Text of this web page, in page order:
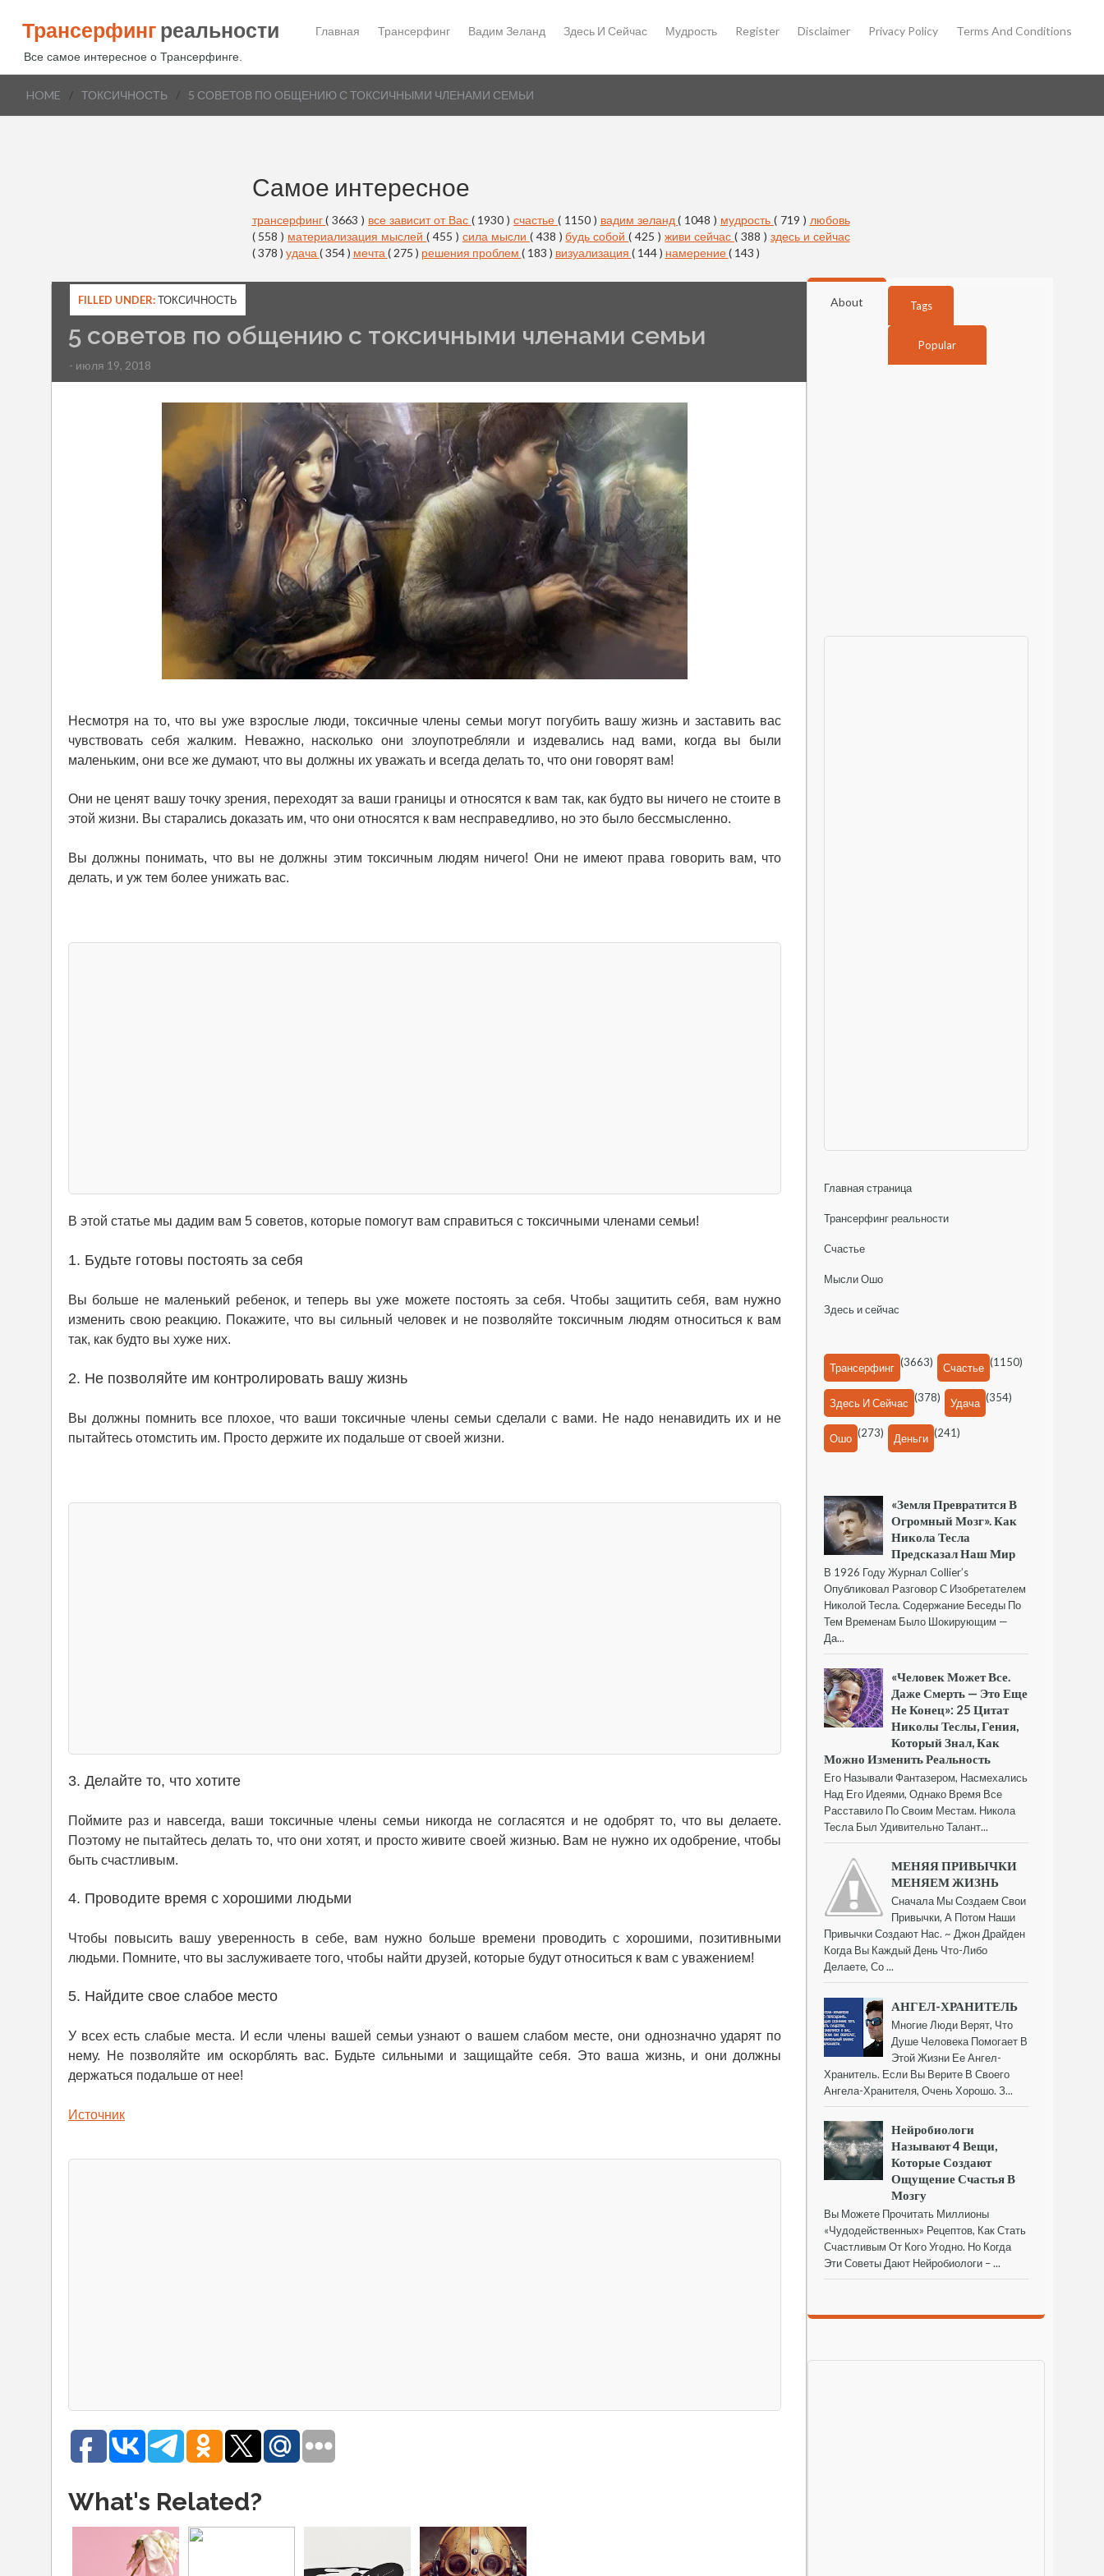
Трансерфинг реальности
Все самое интересное о Трансерфинге.
Главная Трансерфинг Вадим Зеланд Здесь И Сейчас Мудрость Register Disclaimer Privacy Policy Terms And Conditions
HOME / ТОКСИЧНОСТЬ / 5 СОВЕТОВ ПО ОБЩЕНИЮ С ТОКСИЧНЫМИ ЧЛЕНАМИ СЕМЬИ
Самое интересное
трансерфинг( 3663 ) все зависит от Вас ( 1930 )счастье ( 1150 ) вадим зеланд( 1048 ) мудрость ( 719 ) любовь
( 558 ) материализация мыслей( 455 ) сила мысли ( 438 )будь собой( 425 )живи сейчас ( 388 ) здесь и сейчас
( 378 ) удача ( 354 ) мечта ( 275 ) решения проблем ( 183 ) визуализация ( 144 ) намерение( 143 )
FILLED UNDER:ТОКСИЧНОСТЬ
5 советов по общению с токсичными членами семьи
- июля 19, 2018
Несмотря на то, что вы уже взрослые люди, токсичные члены семьи могут погубить вашу жизнь и заставить вас
чувствовать себя жалким. Неважно, насколько они злоупотребляли и издевались над вами, когда вы были
маленьким, они все же думают, что вы должны их уважать и всегда делать то, что они говорят вам!
Они не ценят вашу точку зрения, переходят за ваши границы и относятся к вам так, как будто вы ничего не стоите в
этой жизни. Вы старались доказать им, что они относятся к вам несправедливо, но это было бессмысленно.
Вы должны понимать, что вы не должны этим токсичным людям ничего! Они не имеют права говорить вам, что
делать, и уж тем более унижать вас.
В этой статье мы дадим вам 5 советов, которые помогут вам справиться с токсичными членами семьи!
1. Будьте готовы постоять за себя
Вы больше не маленький ребенок, и теперь вы уже можете постоять за себя. Чтобы защитить себя, вам нужно
изменить свою реакцию. Покажите, что вы сильный человек и не позволяйте токсичным людям относиться к вам
так, как будто вы хуже них.
2. Не позволяйте им контролировать вашу жизнь
Вы должны помнить все плохое, что ваши токсичные члены семьи сделали с вами. Не надо ненавидить их и не
пытайтесь отомстить им. Просто держите их подальше от своей жизни.
3. Делайте то, что хотите
Поймите раз и навсегда, ваши токсичные члены семьи никогда не согласятся и не одобрят то, что вы делаете.
Поэтому не пытайтесь делать то, что они хотят, и просто живите своей жизнью. Вам не нужно их одобрение, чтобы
быть счастливым.
4. Проводите время с хорошими людьми
Чтобы повысить вашу уверенность в себе, вам нужно больше времени проводить с хорошими, позитивными
людьми. Помните, что вы заслуживаете того, чтобы найти друзей, которые будут относиться к вам с уважением!
5. Найдите свое слабое место
У всех есть слабые места. И если члены вашей семьи узнают о вашем слабом месте, они однозначно ударят по
нему. Не позволяйте им оскорблять вас. Будьте сильными и защищайте себя. Это ваша жизнь, и они должны
держаться подальше от нее!
Источник
What's Related?
About Tags
Popular
Главная страница
Трансерфинг реальности
Счастье
Мысли Ошо
Здесь и сейчас
Трансерфинг (3663) Счастье (1150)
Здесь И Сейчас (378) Удача (354)
Ошо (273) Деньги (241)
«Земля Превратится В
Огромный Мозг». Как
Никола Тесла
Предсказал Наш Мир
В 1926 Году Журнал Collier’s
Опубликовал Разговор С Изобретателем
Николой Тесла. Содержание Беседы По
Тем Временам Было Шокирующим —
Да...
«Человек Может Все.
Даже Смерть — Это Еще
Не Конец»: 25 Цитат
Николы Теслы, Гения,
Который Знал, Как
Можно Изменить Реальность
Его Называли Фантазером, Насмехались
Над Его Идеями, Однако Время Все
Расставило По Своим Местам. Никола
Тесла Был Удивительно Талант...
МЕНЯЯ ПРИВЫЧКИ
МЕНЯЕМ ЖИЗНЬ
Сначала Мы Создаем Свои
Привычки, А Потом Наши
Привычки Создают Нас. ~ Джон Драйден
Когда Вы Каждый День Что-Либо
Делаете, Со ...
АНГЕЛ-ХРАНИТЕЛЬ
Многие Люди Верят, Что
Душе Человека Помогает В
Этой Жизни Ее Ангел-
Хранитель. Если Вы Верите В Своего
Ангела-Хранителя, Очень Хорошо. З...
Нейробиологи
Называют 4 Вещи,
Которые Создают
Ощущение Счастья В
Мозгу
Вы Можете Прочитать Миллионы
«чудодейственных» Рецептов, Как Стать
Счастливым От Кого Угодно. Но Когда
Эти Советы Дают Нейробиологи – ...